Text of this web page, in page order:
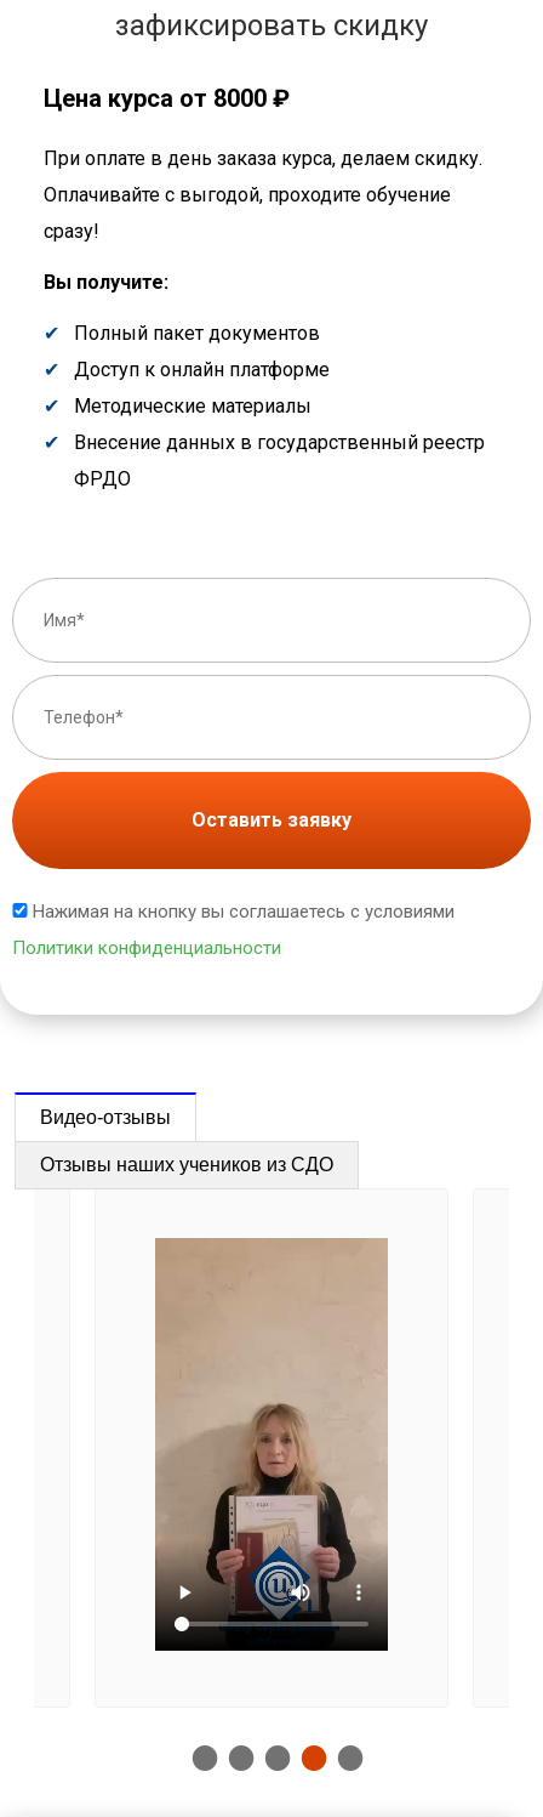
зафиксировать скидку
Цена курса от 8000 ₽
При оплате в день заказа курса, делаем скидку.
Оплачивайте с выгодой, проходите обучение
сразу!
Вы получите:
Полный пакет документов
Доступ к онлайн платформе
Методические материалы
Внесение данных в государственный реестр
ФРДО
Оставить заявку
Нажимая на кнопку вы соглашаетесь с условиями
Политики конфиденциальности
Видео-отзывы
Отзывы наших учеников из СДО